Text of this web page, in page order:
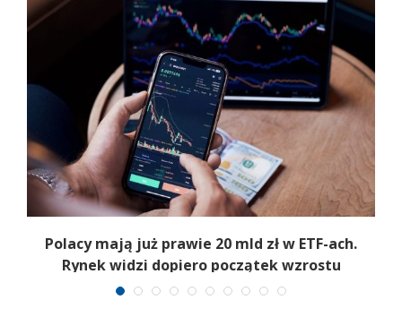
Polacy mają już prawie 20 mld zł w ETF-ach.
Rynek widzi dopiero początek wzrostu